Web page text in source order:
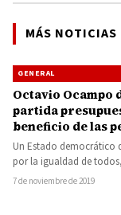
MÁS NOTICIAS
GENERAL
Octavio Ocampo
partida
beneficio de las
con
reciben atención
Un Estado democrático
por la igualdad de
que las personas
7 de noviembre de 2019